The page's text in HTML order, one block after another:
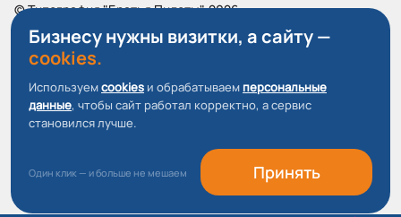
© Типография "Братья Пилоты", 2026
Все права защищены.
Политика конфиденциальности
Пользовательское соглашение
О файлах Cookie
Бизнесу нужны визитки, а сайту —
cookies.
Используемcookies и обрабатываем персональные
данные, чтобы сайт работал корректно, а сервис
становился лучше.
Один клик — и больше не мешаем Принять